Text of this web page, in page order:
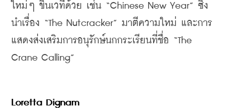
ใหม่ๆ ขึ้นเวทีด้วย เช่น “Chinese New Year” ซึ่ง
นำเรื่อง “The Nutcracker” มาตีความใหม่ และการ
แสดงส่งเสริมการอนุรักษ์นกกระเรียนที่ชื่อ “The
Crane Calling”
Loretta Dignam